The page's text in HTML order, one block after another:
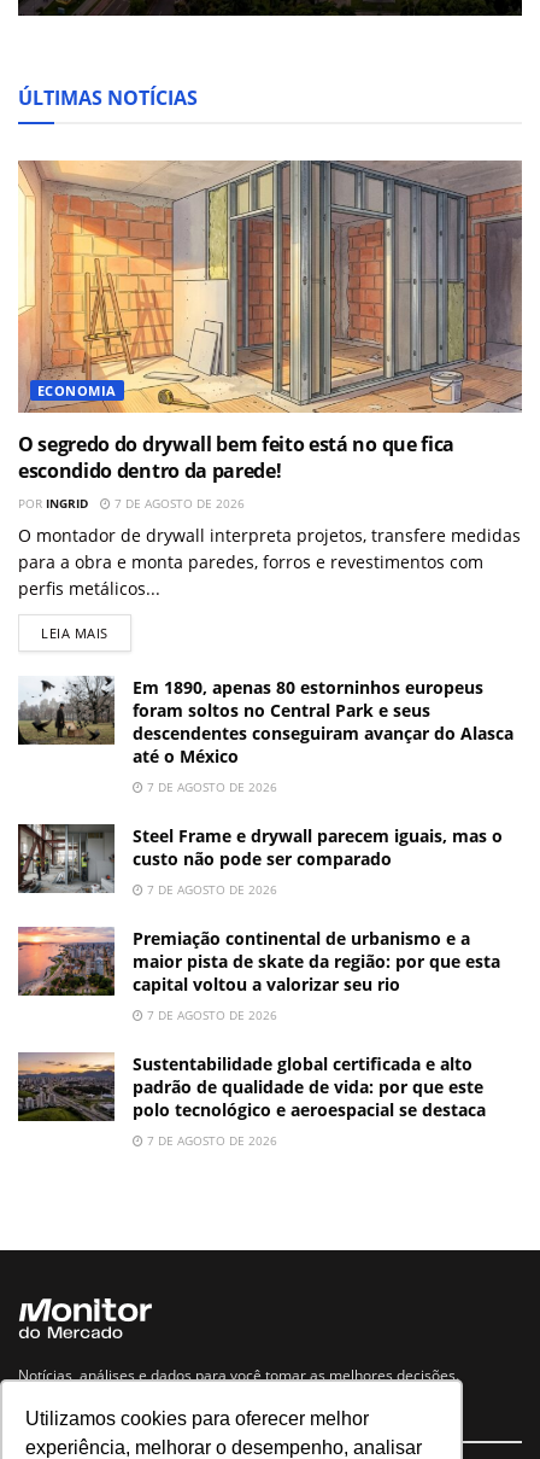
Utilizamos cookies para oferecer melhor
experiência, melhorar o desempenho, analisar
ÚLTIMAS NOTÍCIAS
ECONOMIA
O segredo do drywall bem feito está no que fica
escondido dentro da parede!
POR INGRID 7 DE AGOSTO DE 2026
O montador de drywall interpreta projetos, transfere medidas
para a obra e monta paredes, forros e revestimentos com
perfis metálicos...
LEIA MAIS
Em 1890, apenas 80 estorninhos europeus
foram soltos no Central Park e seus
descendentes conseguiram avançar do Alasca
até o México
7 DE AGOSTO DE 2026
Steel Frame e drywall parecem iguais, mas o
custo não pode ser comparado
7 DE AGOSTO DE 2026
Premiação continental de urbanismo e a
maior pista de skate da região: por que esta
capital voltou a valorizar seu rio
7 DE AGOSTO DE 2026
Sustentabilidade global certificada e alto
padrão de qualidade de vida: por que este
polo tecnológico e aeroespacial se destaca
7 DE AGOSTO DE 2026
Notícias, análises e dados para você tomar as melhores decisões.
Navegue no site